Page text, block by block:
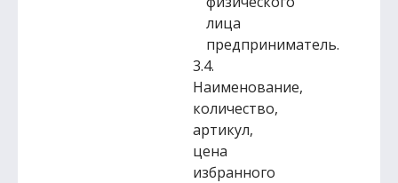
лица
предприниматель.
3.4.
Наименование,
количество,
артикул,
цена
избранного